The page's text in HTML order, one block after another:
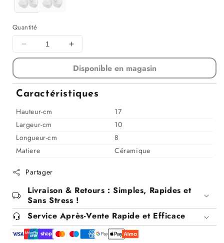
Quantité
Diminuer
la
pour
Distributeur
savon
liquide,
10x8xH17
cm
Augmenter
la
quantité
pour
Distributeur
de
Disponible en magasin
Caractéristiques
Hauteur-cm
17
Largeur-cm
10
Longueur-cm
8
Matiere
Céramique
Partager
Livraison & Retours : Simples, Rapides et
Sans Stress !
Service Après-Vente Rapide et Efficace